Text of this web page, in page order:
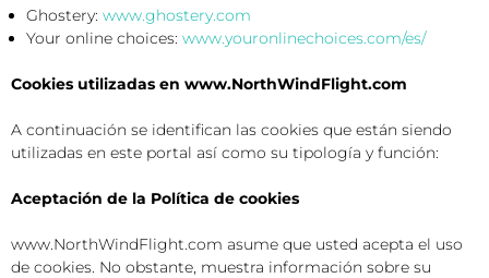
Ghostery: www.ghostery.com
Your online choices: www.youronlinechoices.com/es/
Cookies utilizadas en www.NorthWindFlight.com
A continuación se identifican las cookies que están siendo
utilizadas en este portal así como su tipología y función:
Aceptación de la Política de cookies
www.NorthWindFlight.com asume que usted acepta el uso
de cookies. No obstante, muestra información sobre su